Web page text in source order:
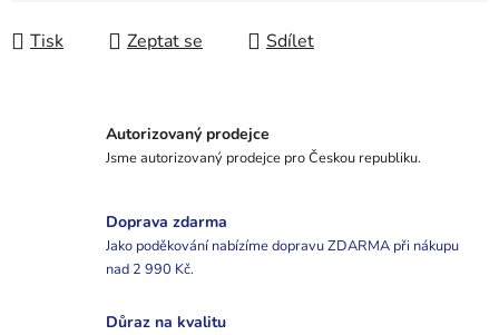
Tisk Zeptat se Sdílet
Autorizovaný prodejce
Jsme autorizovaný prodejce pro Českou republiku.
Doprava zdarma
Jako poděkování nabízíme dopravu ZDARMA při nákupu
nad 2 990 Kč.
Důraz na kvalitu